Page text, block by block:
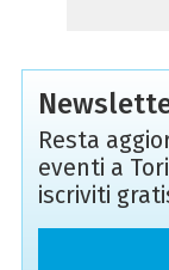
Resta
eventi a
iscriviti